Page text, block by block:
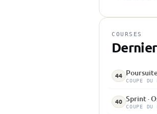
COURSES
44
COUPE
40 Sprint ·
COUPE